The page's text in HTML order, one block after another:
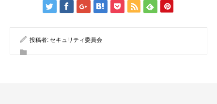
投稿者: セキュリティ委員会